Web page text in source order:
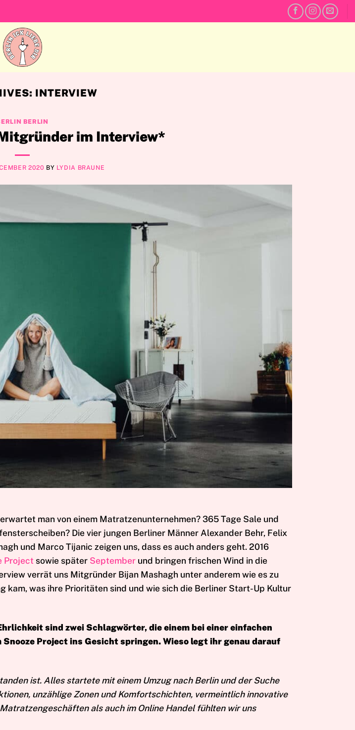
INTERVIEW
BERLIN
im Interview*
2020 BY LYDIA BRAUNE
man von einem Matratzenunternehmen? 365 Tage Sale und
Die vier jungen Berliner Männer Alexander Behr, Felix
und Marco Tijanic zeigen uns, dass es auch anders geht. 2016
Project sowie später September und bringen frischen Wind in die
verrät uns Mitgründer Bijan Mashagh unter anderem wie es zu
kam, was ihre Prioritäten sind und wie sich die Berliner Start-Up Kultur
sind zwei Schlagwörter, die einem bei einer einfachen
Snooze Project ins Gesicht springen. Wieso legt ihr genau darauf
ist. Alles startete mit einem Umzug nach Berlin und der Suche
unzählige Zonen und Komfortschichten, vermeintlich innovative
als auch im Online Handel fühlten wir uns